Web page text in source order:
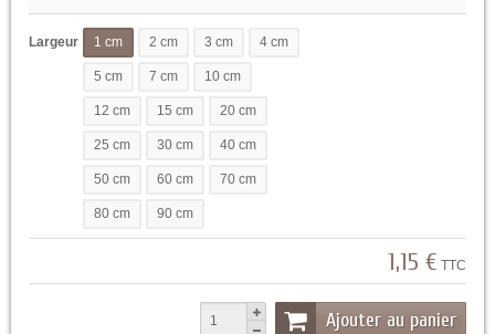
Largeur 1 cm 2 cm 3 cm 4 cm
5 cm 7 cm 10 cm
12 cm 15 cm 20 cm
25 cm 30 cm 40 cm
50 cm 60 cm 70 cm
80 cm 90 cm
1,15 € TTC
Ajouter au panier